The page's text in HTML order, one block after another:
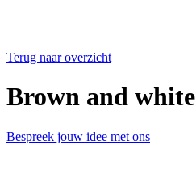
Terug naar overzicht
Brown and white
Bespreek jouw idee met ons